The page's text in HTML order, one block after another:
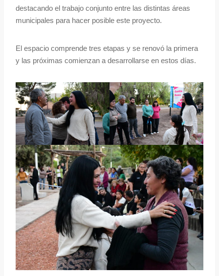
destacando el trabajo conjunto entre las distintas áreas
municipales para hacer posible este proyecto.
El espacio comprende tres etapas y se renovó la primera
y las próximas comienzan a desarrollarse en estos días.